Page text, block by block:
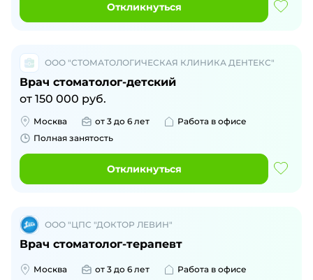
Откликнуться
ООО "СТОМАТОЛОГИЧЕСКАЯ КЛИНИКА ДЕНТЕКС"
Врач стоматолог-детский
от 150 000 руб.
Москва от 3 до 6 лет
Работа в офисе
Полная занятость
Откликнуться
ООО "ЦПС "ДОКТОР ЛЕВИН"
Врач стоматолог-терапевт
Москва от 3 до 6 лет Работа в офисе